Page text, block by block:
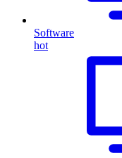
Software
hot